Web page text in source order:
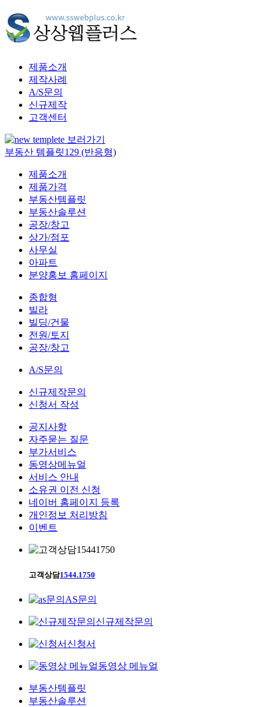
제품소개
제작사례
A/S문의
신규제작
고객센터
부동산 템플릿129 (반응형)
제품소개
제품가격
부동산템플릿
부동산솔루션
공장/창고
상가/점포
사무실
아파트
분양홍보 홈페이지
종합형
빌라
빌딩/건물
전원/토지
공장/창고
A/S문의
신규제작문의
신청서 작성
공지사항
자주묻는 질문
부가서비스
동영상메뉴얼
서비스 안내
소유권 이전 신청
네이버 홈페이지 등록
개인정보 처리방침
이벤트
고객상담1544.1750
AS문의
신규제작문의
신청서
동영상 메뉴얼
부동산템플릿
부동산솔루션